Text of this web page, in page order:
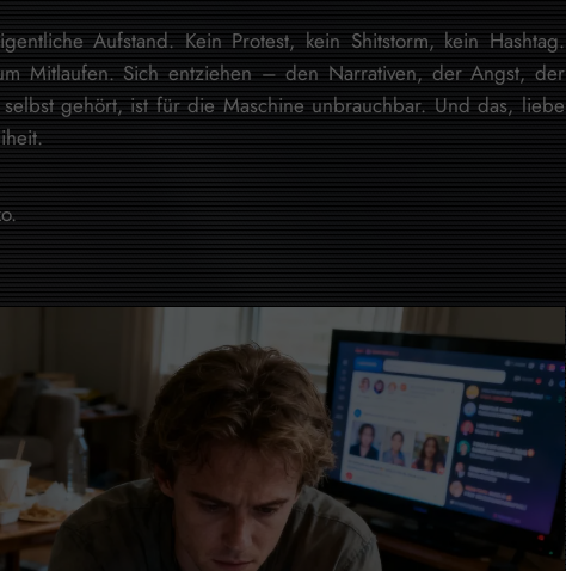
Aufstand. Kein Protest, kein Shitstorm, kein Hashtag.
Mitlaufen. Sich entziehen – den Narrativen, der Angst, der
gehört, ist für die Maschine unbrauchbar. Und das, liebe